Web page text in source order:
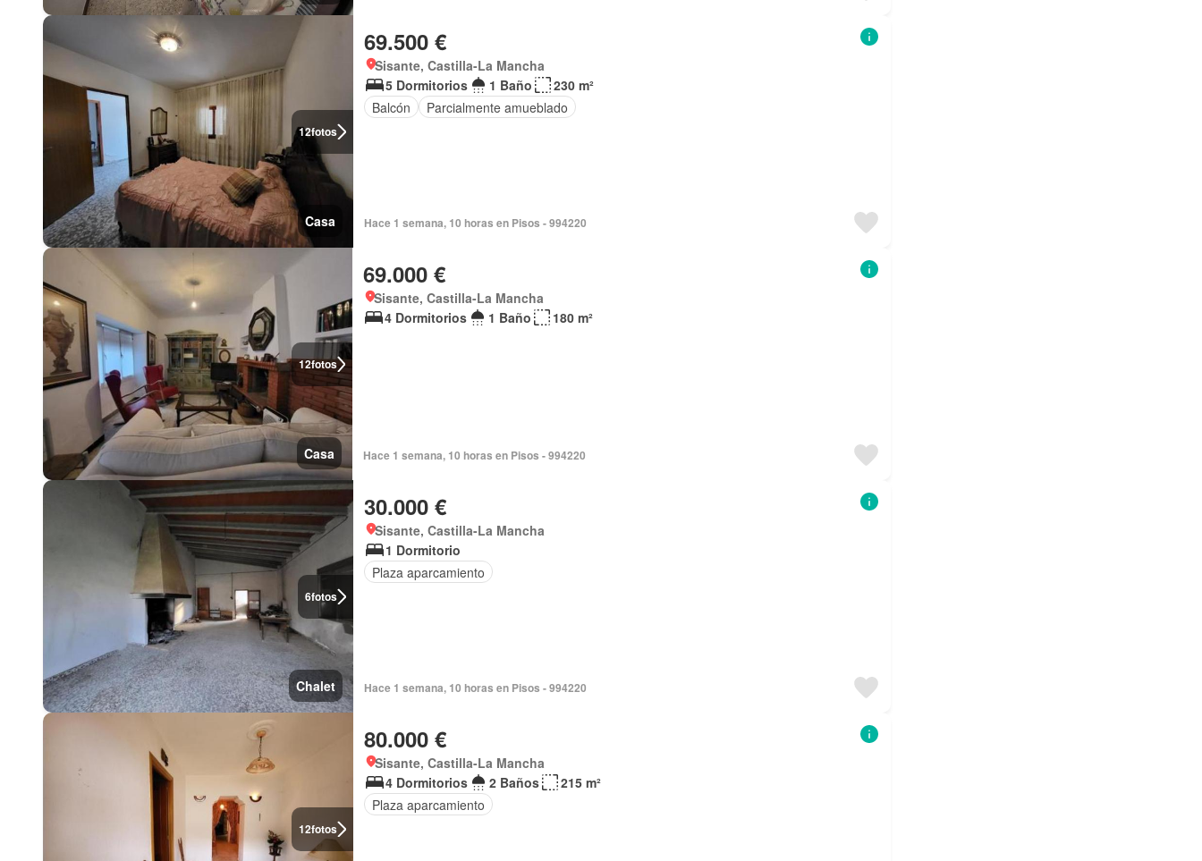
12fotos
Casa
69.500 €
Sisante, Castilla-La Mancha
5 Dormitorios
1 Baño
230 m²
Balcón
Parcialmente amueblado
Hace 1 semana, 10 horas en Pisos - 994220
12fotos
Casa
69.000 €
Sisante, Castilla-La Mancha
4 Dormitorios
1 Baño 180 m²
Hace 1 semana, 10 horas en Pisos - 994220
6fotos
Chalet
30.000 €
Sisante, Castilla-La Mancha
1 Dormitorio
Plaza aparcamiento
Hace 1 semana, 10 horas en Pisos - 994220
12fotos
80.000 €
Sisante, Castilla-La Mancha
4 Dormitorios
2 Baños
215 m²
Plaza aparcamiento